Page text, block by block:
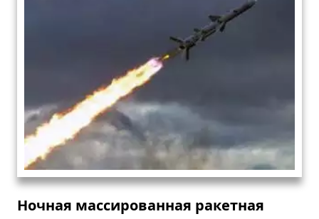
Ночная массированная ракетная